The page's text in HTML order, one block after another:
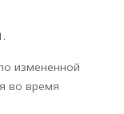
измененной
во время